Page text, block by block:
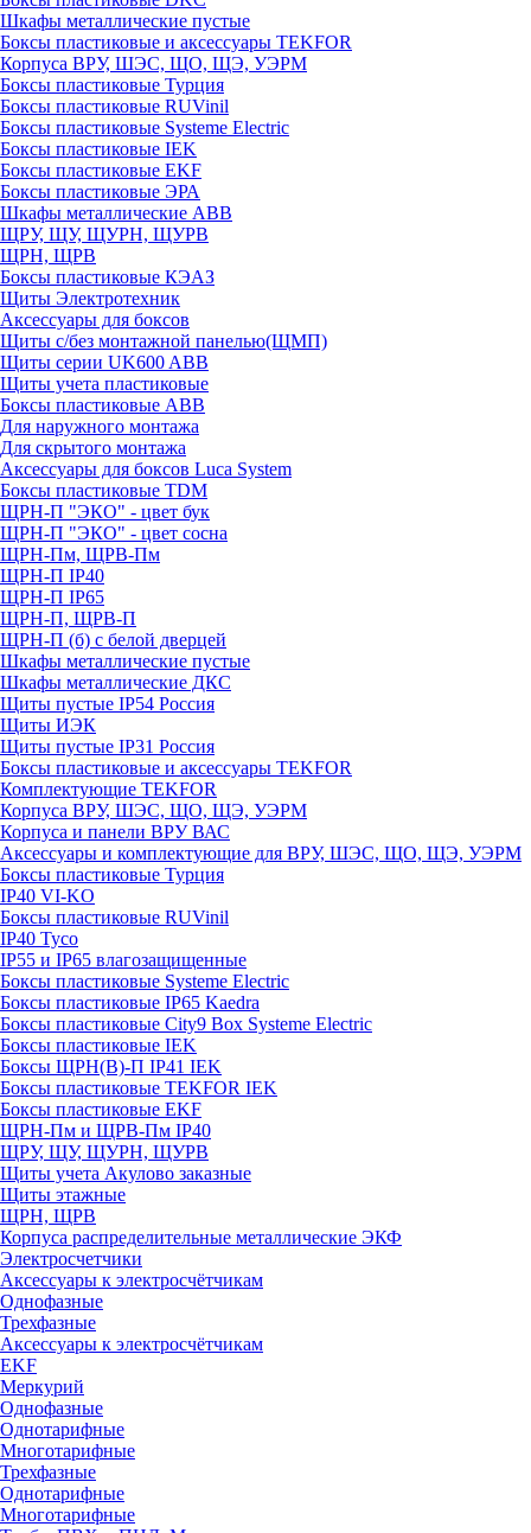
Шкафы металлические пустые
Боксы пластиковые и аксессуары TEKFOR
Корпуса ВРУ, ШЭС, ЩО, ЩЭ, УЭРМ
Боксы пластиковые Турция
Боксы пластиковые RUVinil
Боксы пластиковые Systeme Electric
Боксы пластиковые IEK
Боксы пластиковые EKF
Боксы пластиковые ЭРА
Шкафы металлические ABB
ЩРУ, ЩУ, ЩУРН, ЩУРВ
ЩРН, ЩРВ
Боксы пластиковые КЭАЗ
Щиты Электротехник
Аксессуары для боксов
Щиты с/без монтажной панелью(ЩМП)
Щиты серии UK600 ABB
Щиты учета пластиковые
Боксы пластиковые ABB
Для наружного монтажа
Для скрытого монтажа
Аксессуары для боксов Luca System
Боксы пластиковые TDM
ЩРН-П "ЭКО" - цвет бук
ЩРН-П "ЭКО" - цвет сосна
ЩРН-Пм, ЩРВ-Пм
ЩРН-П IP40
ЩРН-П IP65
ЩРН-П, ЩРВ-П
ЩРН-П (б) с белой дверцей
Шкафы металлические пустые
Шкафы металлические ДКС
Щиты пустые IP54 Россия
Щиты ИЭК
Щиты пустые IP31 Россия
Боксы пластиковые и аксессуары TEKFOR
Комплектующие TEKFOR
Корпуса ВРУ, ШЭС, ЩО, ЩЭ, УЭРМ
Корпуса и панели ВРУ ВАС
Аксессуары и комплектующие для ВРУ, ШЭС, ЩО, ЩЭ, УЭРМ
Боксы пластиковые Турция
IP40 VI-KO
Боксы пластиковые RUVinil
IP40 Тусо
IP55 и IP65 влагозащищенные
Боксы пластиковые Systeme Electric
Боксы пластиковые IP65 Kaedra
Боксы пластиковые City9 Box Systeme Electric
Боксы пластиковые IEK
Боксы ЩРН(В)-П IP41 IEK
Боксы пластиковые TEKFOR IEK
Боксы пластиковые EKF
ЩРН-Пм и ЩРВ-Пм IP40
ЩРУ, ЩУ, ЩУРН, ЩУРВ
Щиты учета Акулово заказные
Щиты этажные
ЩРН, ЩРВ
Корпуса распределительные металлические ЭКФ
Электросчетчики
Аксессуары к электросчётчикам
Однофазные
Трехфазные
Аксессуары к электросчётчикам
EKF
Меркурий
Однофазные
Однотарифные
Многотарифные
Трехфазные
Однотарифные
Многотарифные